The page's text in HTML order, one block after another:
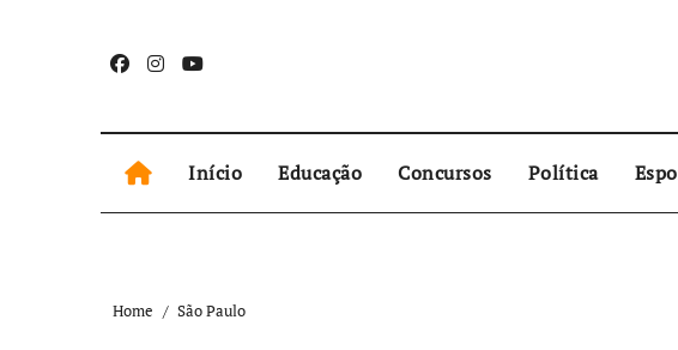
Início Educação Concursos Política
Home São Paulo